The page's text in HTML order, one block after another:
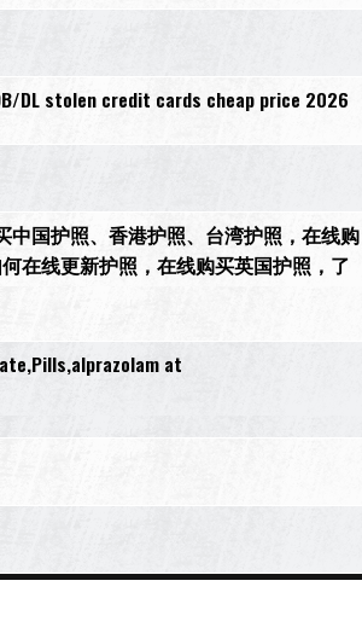
DL stolen credit cards cheap price 2026
中国护照、香港护照、台湾护照，在线购
在线更新护照，在线购买英国护照，了
at